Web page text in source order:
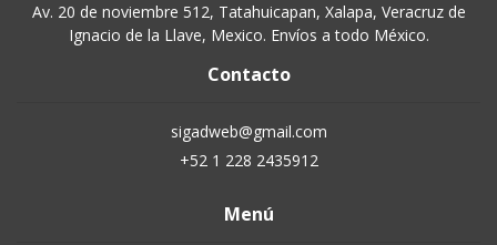
Av. 20 de noviembre 512, Tatahuicapan, Xalapa, Veracruz de
Ignacio de la Llave, Mexico. Envíos a todo México.
Contacto
sigadweb@gmail.com
+52 1 228 2435912
Menú